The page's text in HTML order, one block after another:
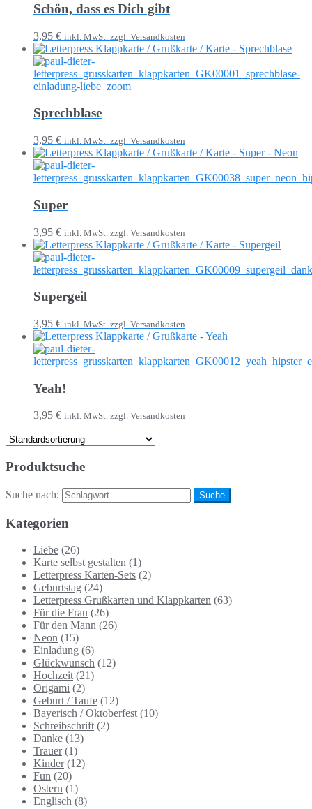
Schön, dass es Dich gibt
3,95 € inkl. MwSt. zzgl. Versandkosten
Sprechblase
3,95 € inkl. MwSt. zzgl. Versandkosten
Super
3,95 € inkl. MwSt. zzgl. Versandkosten
Supergeil
3,95 € inkl. MwSt. zzgl. Versandkosten
Yeah!
3,95 € inkl. MwSt. zzgl. Versandkosten
Produktsuche
Suche nach:
Kategorien
Liebe (26)
Karte selbst gestalten (1)
Letterpress Karten-Sets (2)
Geburtstag (24)
Letterpress Grußkarten und Klappkarten (63)
Für die Frau (26)
Für den Mann (26)
Neon (15)
Einladung (6)
Glückwunsch (12)
Hochzeit (21)
Origami (2)
Geburt / Taufe (12)
Bayerisch / Oktoberfest (10)
Schreibschrift (2)
Danke (13)
Trauer (1)
Kinder (12)
Fun (20)
Ostern (1)
Englisch (8)